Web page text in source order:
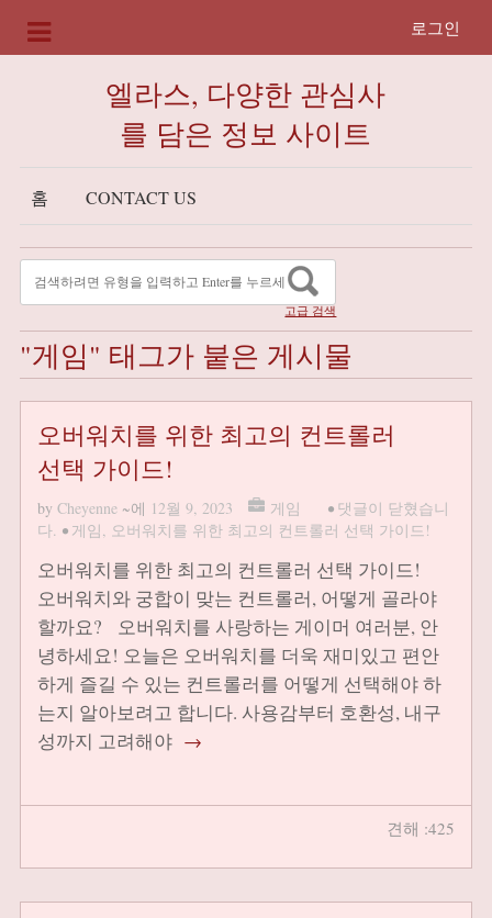
로그인
엘라스, 다양한 관심사
를 담은 정보 사이트
홈 CONTACT US
고급 검색
"게임" 태그가 붙은 게시물
오버워치를 위한 최고의 컨트롤러
선택 가이드!
by Cheyenne ~에 12월 9, 2023 게임 • 댓글이 닫혔습니
다. • 게임, 오버워치를 위한 최고의 컨트롤러 선택 가이드!
오버워치를 위한 최고의 컨트롤러 선택 가이드!
오버워치와 궁합이 맞는 컨트롤러, 어떻게 골라야
할까요? 오버워치를 사랑하는 게이머 여러분, 안
녕하세요! 오늘은 오버워치를 더욱 재미있고 편안
하게 즐길 수 있는 컨트롤러를 어떻게 선택해야 하
는지 알아보려고 합니다. 사용감부터 호환성, 내구
성까지 고려해야 →
견해 :425